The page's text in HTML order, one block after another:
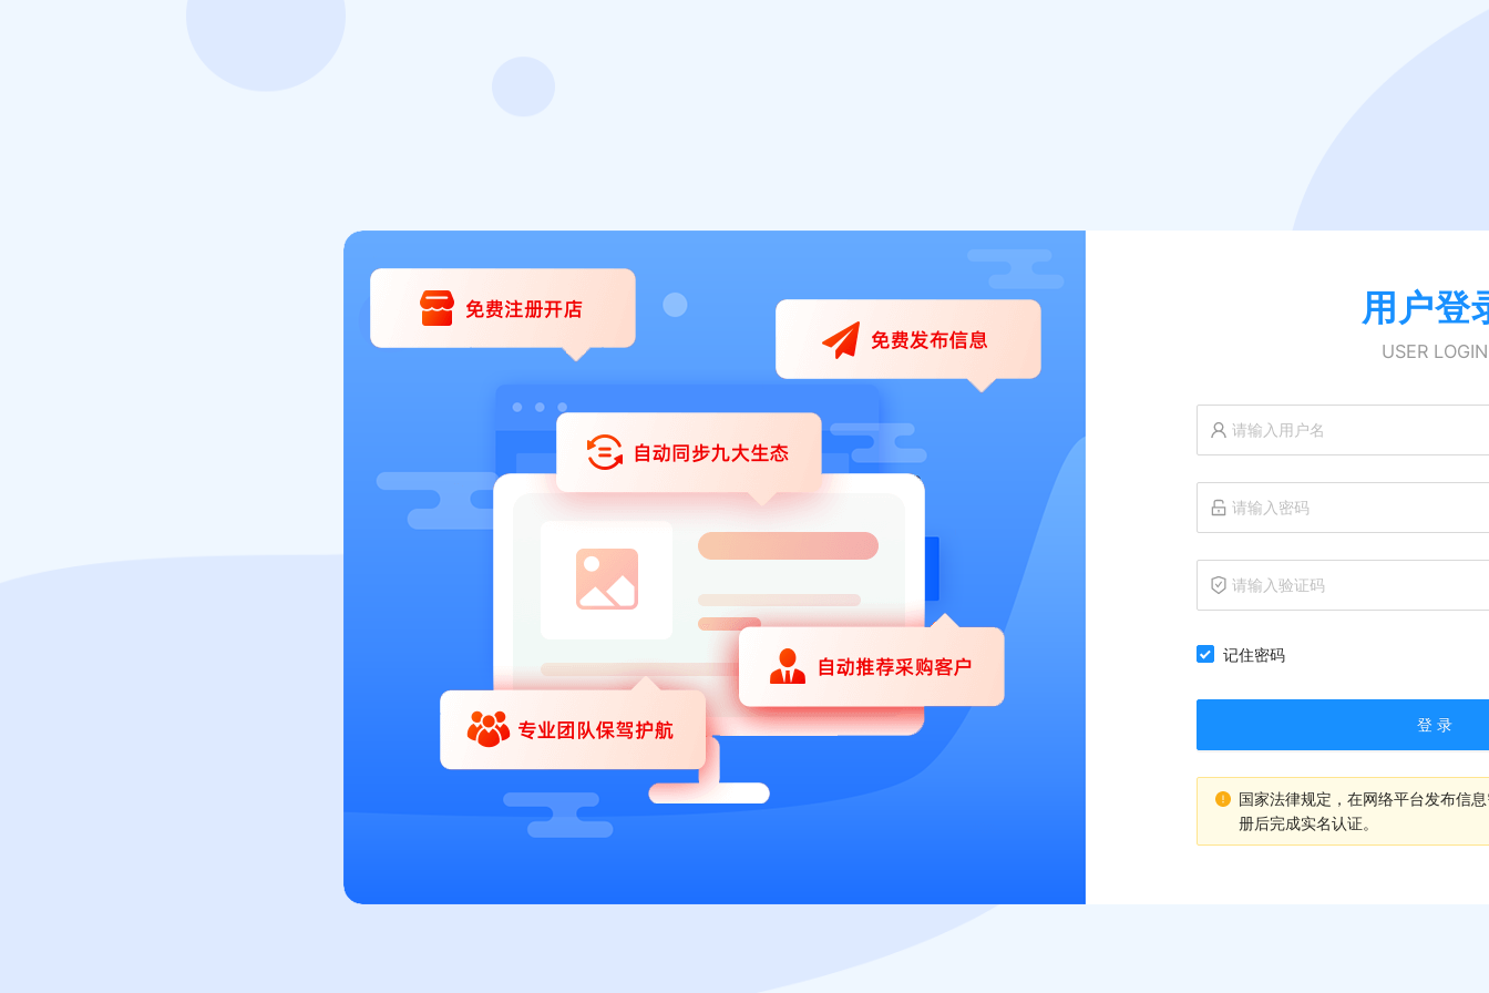
用户登
USER LOGIN
记住密码
登 录
国家法律规定，在网络平台发布信
册后完成实名认证。